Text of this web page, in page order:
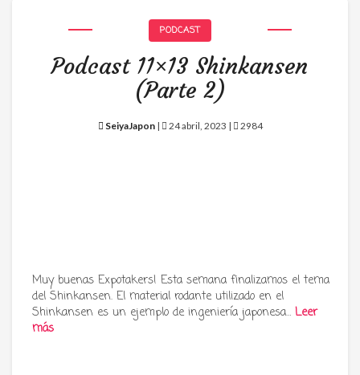
PODCAST
Podcast 11×13 Shinkansen
(Parte 2)
SeiyaJapon| 24 abril, 2023 | 2984
Muy buenas Expotakers! Esta semana finalizamos el tema
del Shinkansen. El material rodante utilizado en el
Shinkansen es un ejemplo de ingeniería japonesa… Leer
más